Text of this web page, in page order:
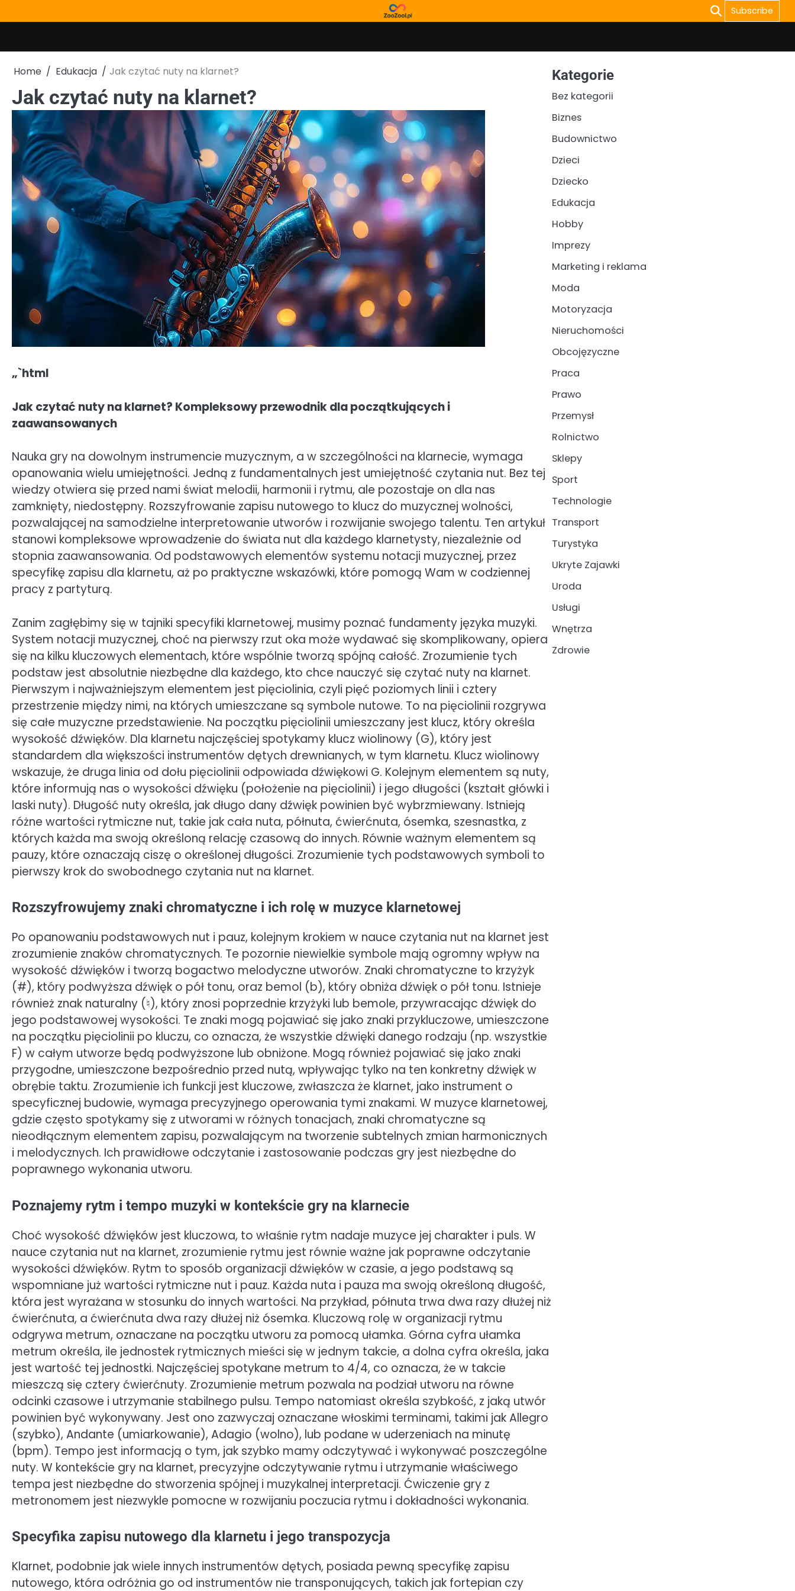
to
Subscribe
Home Edukacja Jak czytać nuty na klarnet?
Jak czytać nuty na klarnet?
„`html
Jak czytać nuty na klarnet? Kompleksowy przewodnik dla początkujących i
zaawansowanych
Nauka gry na dowolnym instrumencie muzycznym, a w szczególności na klarnecie, wymaga
opanowania wielu umiejętności. Jedną z fundamentalnych jest umiejętność czytania nut. Bez tej
wiedzy otwiera się przed nami świat melodii, harmonii i rytmu, ale pozostaje on dla nas
zamknięty, niedostępny. Rozszyfrowanie zapisu nutowego to klucz do muzycznej wolności,
pozwalającej na samodzielne interpretowanie utworów i rozwijanie swojego talentu. Ten artykuł
stanowi kompleksowe wprowadzenie do świata nut dla każdego klarnetysty, niezależnie od
stopnia zaawansowania. Od podstawowych elementów systemu notacji muzycznej, przez
specyfikę zapisu dla klarnetu, aż po praktyczne wskazówki, które pomogą Wam w codziennej
pracy z partyturą.
Zanim zagłębimy się w tajniki specyfiki klarnetowej, musimy poznać fundamenty języka muzyki.
System notacji muzycznej, choć na pierwszy rzut oka może wydawać się skomplikowany, opiera
się na kilku kluczowych elementach, które wspólnie tworzą spójną całość. Zrozumienie tych
podstaw jest absolutnie niezbędne dla każdego, kto chce nauczyć się czytać nuty na klarnet.
Pierwszym i najważniejszym elementem jest pięciolinia, czyli pięć poziomych linii i cztery
przestrzenie między nimi, na których umieszczane są symbole nutowe. To na pięciolinii rozgrywa
się całe muzyczne przedstawienie. Na początku pięciolinii umieszczany jest klucz, który określa
wysokość dźwięków. Dla klarnetu najczęściej spotykamy klucz wiolinowy (G), który jest
standardem dla większości instrumentów dętych drewnianych, w tym klarnetu. Klucz wiolinowy
wskazuje, że druga linia od dołu pięciolinii odpowiada dźwiękowi G. Kolejnym elementem są nuty,
które informują nas o wysokości dźwięku (położenie na pięciolinii) i jego długości (kształt główki i
laski nuty). Długość nuty określa, jak długo dany dźwięk powinien być wybrzmiewany. Istnieją
różne wartości rytmiczne nut, takie jak cała nuta, półnuta, ćwierćnuta, ósemka, szesnastka, z
których każda ma swoją określoną relację czasową do innych. Równie ważnym elementem są
pauzy, które oznaczają ciszę o określonej długości. Zrozumienie tych podstawowych symboli to
pierwszy krok do swobodnego czytania nut na klarnet.
Rozszyfrowujemy znaki chromatyczne i ich rolę w muzyce klarnetowej
Po opanowaniu podstawowych nut i pauz, kolejnym krokiem w nauce czytania nut na klarnet jest
zrozumienie znaków chromatycznych. Te pozornie niewielkie symbole mają ogromny wpływ na
wysokość dźwięków i tworzą bogactwo melodyczne utworów. Znaki chromatyczne to krzyżyk
(#), który podwyższa dźwięk o pół tonu, oraz bemol (b), który obniża dźwięk o pół tonu. Istnieje
również znak naturalny (♮), który znosi poprzednie krzyżyki lub bemole, przywracając dźwięk do
jego podstawowej wysokości. Te znaki mogą pojawiać się jako znaki przykluczowe, umieszczone
na początku pięciolinii po kluczu, co oznacza, że wszystkie dźwięki danego rodzaju (np. wszystkie
F) w całym utworze będą podwyższone lub obniżone. Mogą również pojawiać się jako znaki
przygodne, umieszczone bezpośrednio przed nutą, wpływając tylko na ten konkretny dźwięk w
obrębie taktu. Zrozumienie ich funkcji jest kluczowe, zwłaszcza że klarnet, jako instrument o
specyficznej budowie, wymaga precyzyjnego operowania tymi znakami. W muzyce klarnetowej,
gdzie często spotykamy się z utworami w różnych tonacjach, znaki chromatyczne są
nieodłącznym elementem zapisu, pozwalającym na tworzenie subtelnych zmian harmonicznych
i melodycznych. Ich prawidłowe odczytanie i zastosowanie podczas gry jest niezbędne do
poprawnego wykonania utworu.
Poznajemy rytm i tempo muzyki w kontekście gry na klarnecie
Choć wysokość dźwięków jest kluczowa, to właśnie rytm nadaje muzyce jej charakter i puls. W
nauce czytania nut na klarnet, zrozumienie rytmu jest równie ważne jak poprawne odczytanie
wysokości dźwięków. Rytm to sposób organizacji dźwięków w czasie, a jego podstawą są
wspomniane już wartości rytmiczne nut i pauz. Każda nuta i pauza ma swoją określoną długość,
która jest wyrażana w stosunku do innych wartości. Na przykład, półnuta trwa dwa razy dłużej niż
ćwierćnuta, a ćwierćnuta dwa razy dłużej niż ósemka. Kluczową rolę w organizacji rytmu
odgrywa metrum, oznaczane na początku utworu za pomocą ułamka. Górna cyfra ułamka
metrum określa, ile jednostek rytmicznych mieści się w jednym takcie, a dolna cyfra określa, jaka
jest wartość tej jednostki. Najczęściej spotykane metrum to 4/4, co oznacza, że w takcie
mieszczą się cztery ćwierćnuty. Zrozumienie metrum pozwala na podział utworu na równe
odcinki czasowe i utrzymanie stabilnego pulsu. Tempo natomiast określa szybkość, z jaką utwór
powinien być wykonywany. Jest ono zazwyczaj oznaczane włoskimi terminami, takimi jak Allegro
(szybko), Andante (umiarkowanie), Adagio (wolno), lub podane w uderzeniach na minutę
(bpm). Tempo jest informacją o tym, jak szybko mamy odczytywać i wykonywać poszczególne
nuty. W kontekście gry na klarnet, precyzyjne odczytywanie rytmu i utrzymanie właściwego
tempa jest niezbędne do stworzenia spójnej i muzykalnej interpretacji. Ćwiczenie gry z
metronomem jest niezwykle pomocne w rozwijaniu poczucia rytmu i dokładności wykonania.
Specyfika zapisu nutowego dla klarnetu i jego transpozycja
Klarnet, podobnie jak wiele innych instrumentów dętych, posiada pewną specyfikę zapisu
nutowego, która odróżnia go od instrumentów nie transponujących, takich jak fortepian czy
Kategorie
Bez kategorii
Biznes
Budownictwo
Dzieci
Dziecko
Edukacja
Hobby
Imprezy
Marketing i reklama
Moda
Motoryzacja
Nieruchomości
Obcojęzyczne
Praca
Prawo
Przemysł
Rolnictwo
Sklepy
Sport
Technologie
Transport
Turystyka
Ukryte Zajawki
Uroda
Usługi
Wnętrza
Zdrowie